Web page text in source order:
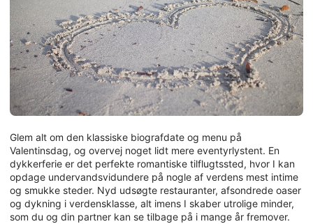
Glem alt om den klassiske biografdate og menu på
Valentinsdag, og overvej noget lidt mere eventyrlystent. En
dykkerferie er det perfekte romantiske tilflugtssted, hvor I kan
opdage undervandsvidundere på nogle af verdens mest intime
og smukke steder. Nyd udsøgte restauranter, afsondrede oaser
og dykning i verdensklasse, alt imens I skaber utrolige minder,
som du og din partner kan se tilbage på i mange år fremover.